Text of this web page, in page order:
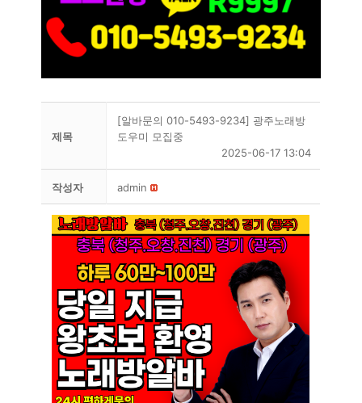
제목
[알바문의 010-5493-9234] 광주노래방
도우미 모집중
2025-06-17 13:04
작성자 admin